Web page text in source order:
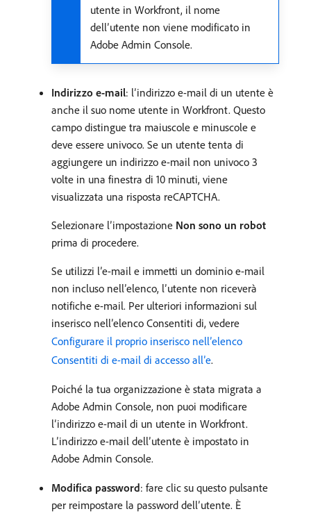
utente in Workfront, il nome
dell’utente non viene modificato in
Adobe Admin Console.
Indirizzo e-mail: l’indirizzo e-mail di un utente è
anche il suo nome utente in Workfront. Questo
campo distingue tra maiuscole e minuscole e
deve essere univoco. Se un utente tenta di
aggiungere un indirizzo e-mail non univoco 3
volte in una finestra di 10 minuti, viene
visualizzata una risposta reCAPTCHA.
Selezionare l’impostazione Non sono un robot
prima di procedere.
Se utilizzi l’e-mail e immetti un dominio e-mail
non incluso nell’elenco, l’utente non riceverà
notifiche e-mail. Per ulteriori informazioni sul
inserisco nell’elenco Consentiti di, vedere
Configurare il proprio inserisco nell’elenco
Consentiti di e-mail di accesso all’e.
Poiché la tua organizzazione è stata migrata a
Adobe Admin Console, non puoi modificare
l’indirizzo e-mail di un utente in Workfront.
L’indirizzo e-mail dell’utente è impostato in
Adobe Admin Console.
Modifica password: fare clic su questo pulsante
per reimpostare la password dell’utente. È